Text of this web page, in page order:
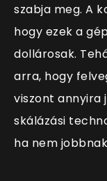
szabja meg. A
hogy ezek a
dollárosak.
arra, hogy
viszont annyira
skálázási
ha nem